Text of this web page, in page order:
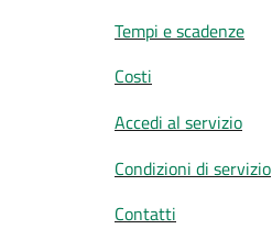
Tempi e scadenze
Costi
Accedi al servizio
Condizioni di servizio
Contatti